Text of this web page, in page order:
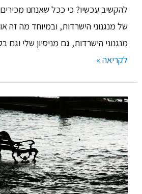
להקשיב עכשיו? כי ככל שאנחנו
של מנגנוני הישרדות, ובמיוחד מה זה
מנגנוני הישרדות, גם מניסיון שלי וגם
לקריאה »